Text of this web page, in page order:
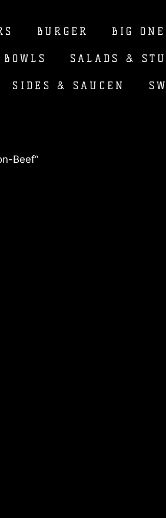
BURGER BIG
SALADS &
SIDES & SAUCEN
Beef“